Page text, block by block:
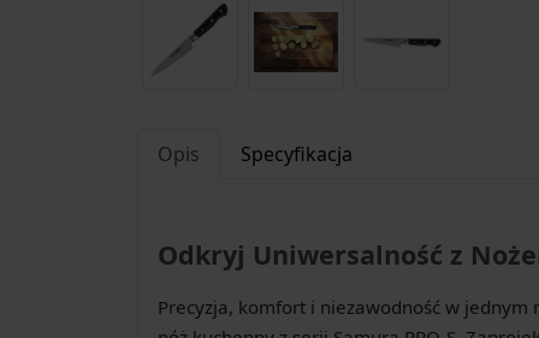
Opis Specyfikacja
Odkryj Uniwersalność z
Precyzja, komfort i niezawodność w